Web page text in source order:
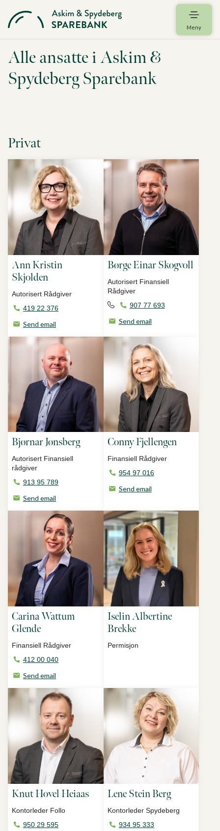
Meny
Alle ansatte i Askim &
Spydeberg Sparebank
Privat
Ann Kristin
Skjolden
Autorisert Rådgiver
419 22 376
Send email
Børge Einar Skogvoll
Autorisert Finansiell
Rådgiver
907 77 693
Send email
Bjørnar Jønsberg
Autorisert Finansiell
rådgiver
913 95 789
Send email
Conny Fjellengen
Finansiell Rådgiver
954 97 016
Send email
Carina Wattum
Glende
Finansiell Rådgiver
412 00 040
Send email
Iselin Albertine
Brekke
Permisjon
Knut Hovel Heiaas
Kontorleder Follo
950 29 595
Lene Stein Berg
Kontorleder Spydeberg
934 95 333